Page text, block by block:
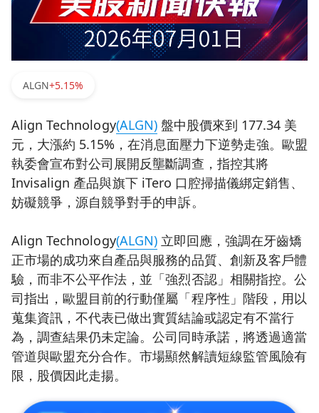
ALGN+5.15%
Align Technology(ALGN)盤中股價來到 177.34 美
元，大漲約 5.15%，在消息面壓力下逆勢走強。歐盟
執委會宣布對公司展開反壟斷調查，指控其將
Invisalign 產品與旗下 iTero 口腔掃描儀綁定銷售、
妨礙競爭，源自競爭對手的申訴。
Align Technology(ALGN)立即回應，強調在牙齒矯
正市場的成功來自產品與服務的品質、創新及客戶體
驗，而非不公平作法，並「強烈否認」相關指控。公
司指出，歐盟目前的行動僅屬「程序性」階段，用以
蒐集資訊，不代表已做出實質結論或認定有不當行
為，調查結果仍未定論。公司同時承諾，將透過適當
管道與歐盟充分合作。市場顯然解讀短線監管風險有
限，股價因此走揚。